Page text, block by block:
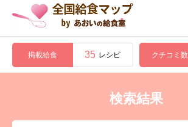
掲載給食 35 レシピ クチコミ数
検索結果